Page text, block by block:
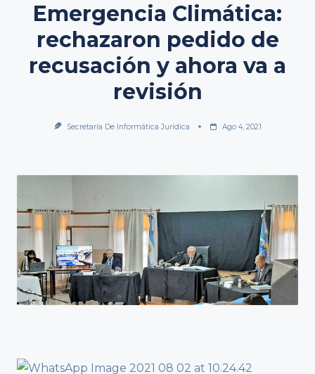
Emergencia Climática:
rechazaron pedido de
recusación y ahora va a
revisión
Secretaría De Informática Jurídica Ago 4, 2021